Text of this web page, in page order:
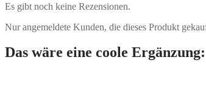
Es gibt noch keine Rezensionen.
Nur angemeldete Kunden, die dieses Produkt
Das wäre eine coole Ergänzung: